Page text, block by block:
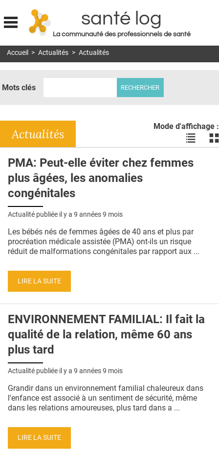
Jump to navigation
santé log
La communauté des professionnels de santé
MON COMPTE
DOSSIERS
RÉSEAUX
E-REVUE SAD
THÉMA
L'APP
PUBLICITÉ
CONTACT
Accueil > Actualités > Actualités
Mots clés
Mode d'affichage :
Voir
les
en
les
Actualités
PMA: Peut-elle éviter chez femmes
plus âgées, les anomalies
congénitales
Actualité publiée il y a 9 années 9 mois
Les bébés nés de femmes âgées de 40 ans et plus par
procréation médicale assistée (PMA) ont-ils un risque
réduit de malformations congénitales par rapport aux ...
LIRE LA SUITE
ENVIRONNEMENT FAMILIAL: Il fait la
qualité de la relation, même 60 ans
plus tard
Actualité publiée il y a 9 années 9 mois
Grandir dans un environnement familial chaleureux dans
l'enfance est associé à un sentiment de sécurité, même
dans les relations amoureuses, plus tard dans a ...
LIRE LA SUITE